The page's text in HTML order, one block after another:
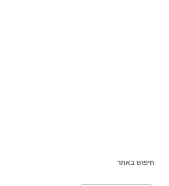
חיפוש באתר